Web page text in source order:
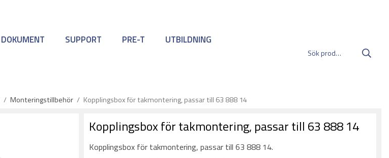
DOKUMENT SUPPORT PRE-T UTBILDNING
/ Monteringstillbehör / Kopplingsbox för takmontering, passar till 63 888 14
Kopplingsbox för takmontering, passar till 63 888 14
Kopplingsbox för takmontering, passar till 63 888 14.